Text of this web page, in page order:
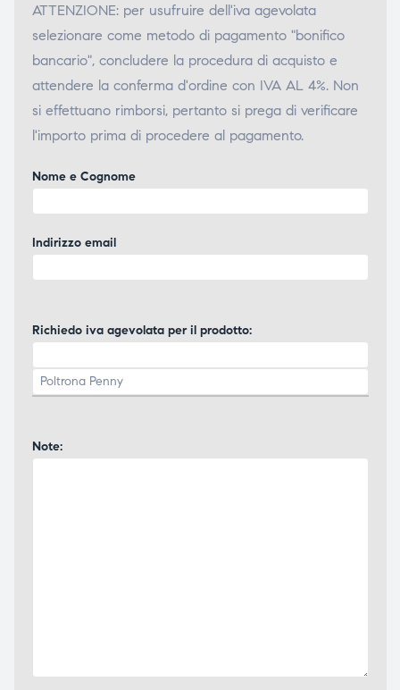
ATTENZIONE: per usufruire dell'iva agevolata
selezionare come metodo di pagamento "bonifico
bancario", concludere la procedura di acquisto e
attendere la conferma d'ordine con IVA AL 4%. Non
si effettuano rimborsi, pertanto si prega di verificare
l'importo prima di procedere al pagamento.
Nome e Cognome
Indirizzo email
Richiedo iva agevolata per il prodotto:
Note: